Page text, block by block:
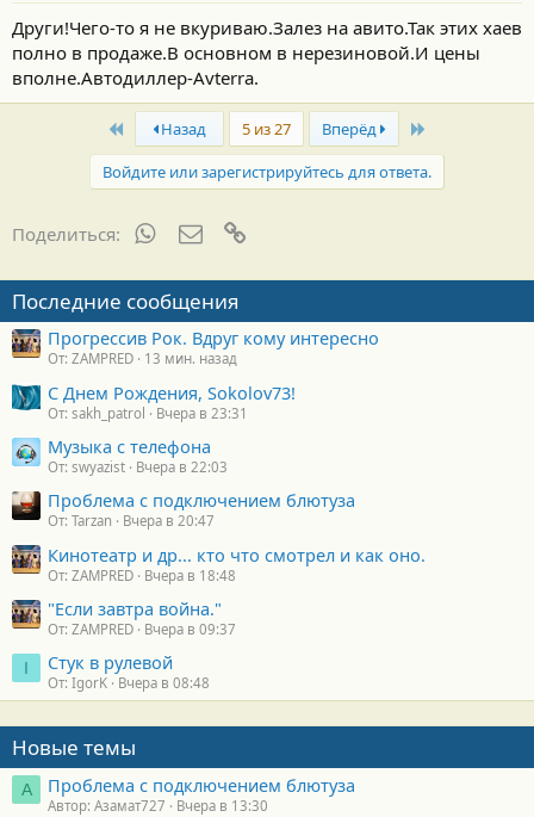
Други!Чего-то я не вкуриваю.Залез на авито.Так этих хаев
полно в продаже.В основном в нерезиновой.И цены
вполне.Автодиллер-Avterra.
First Назад 5 из 27 Вперёд Last
Войдите или зарегистрируйтесь для ответа.
Поделиться: WhatsAppЭлектронная почта
Последние сообщения
Прогрессив Рок. Вдруг кому интересно
От: ZAMPRED 13 мин. назад
С Днем Рождения, Sokolov73!
От: sakh_patrol Вчера в 23:31
Музыка с телефона
От: swyazist Вчера в 22:03
Проблема с подключением блютуза
От: Tarzan Вчера в 20:47
Кинотеатр и др... кто что смотрел и как оно.
От: ZAMPRED Вчера в 18:48
"Если завтра война."
От: ZAMPRED Вчера в 09:37
I Стук в рулевой
От: IgorK Вчера в 08:48
Новые темы
А Проблема с подключением блютуза
Автор: Азамат727 Вчера в 13:30